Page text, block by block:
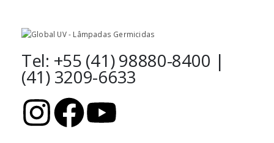
Tel: +55 (41) 98880-8400 |
(41) 3209-6633